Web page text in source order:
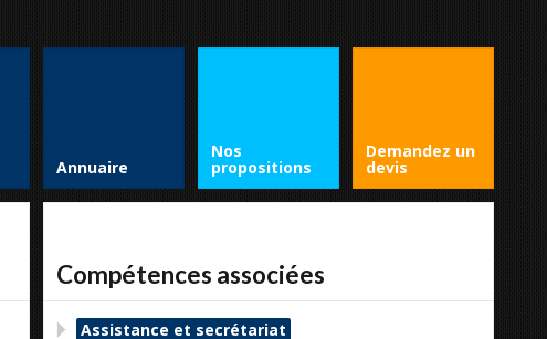
Annuaire
Nos
propositions
Demandez un
devis
Compétences associées
Assistance et secrétariat